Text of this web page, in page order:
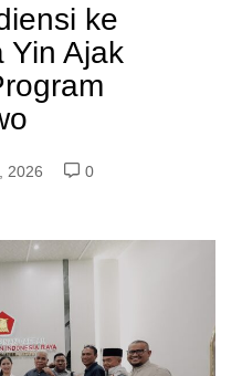
ke
Yin Ajak
2026
0